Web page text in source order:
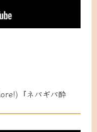
『ネバギバ酔